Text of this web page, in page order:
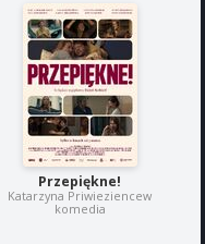
Przepiękne!
Katarzyna Priwieziencew
komedia